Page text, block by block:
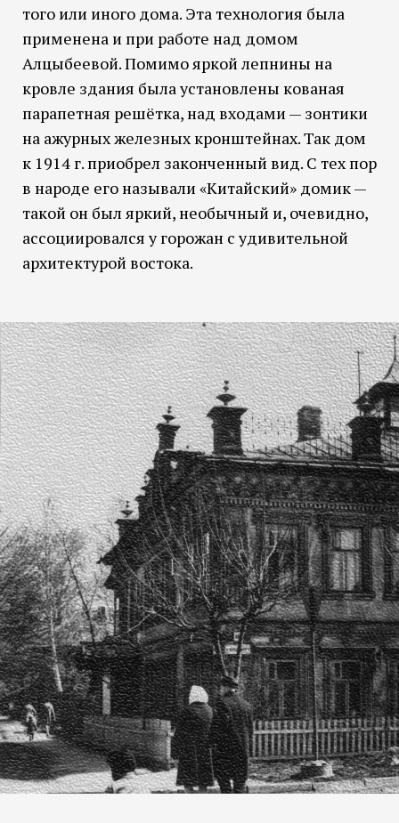
того или иного дома. Эта технология была
применена и при работе над домом
Алцыбеевой. Помимо яркой лепнины на
кровле здания была установлены кованая
парапетная решётка, над входами — зонтики
на ажурных железных кронштейнах. Так дом
к 1914 г. приобрел законченный вид. С тех пор
в народе его называли «Китайский» домик —
такой он был яркий, необычный и, очевидно,
ассоциировался у горожан с удивительной
архитектурой востока.